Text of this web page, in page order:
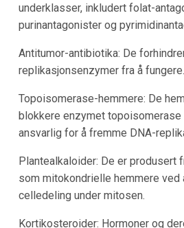
underklasser, inkludert folat-
purinantagonister og
Antitumor-antibiotika: De
replikasjonsenzymer fra å fungere.
Topoisomerase-hemmere: De
blokkere enzymet topoisomerase
ansvarlig for å fremme DNA-
Plantealkaloider: De er produsert
som mitokondrielle hemmere ved
celledeling under mitosen.
Kortikosteroider: Hormoner og